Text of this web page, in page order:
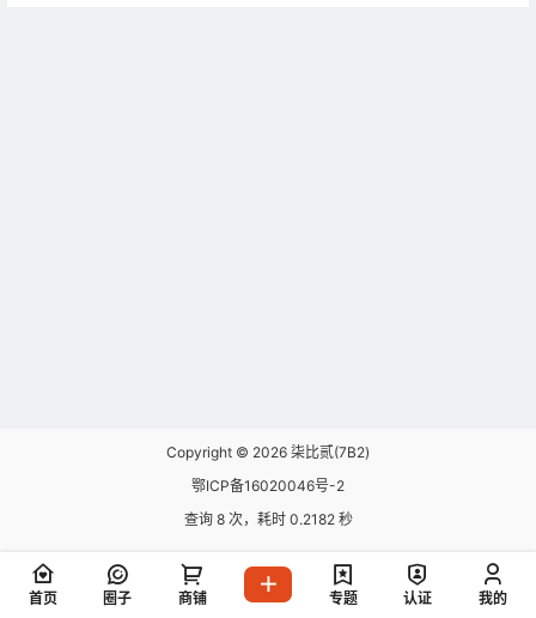
Copyright © 2026 柒比贰(7B2)
鄂ICP备16020046号-2
查询 8 次，耗时 0.2182 秒
首页 圈子 商铺 专题 认证 我的